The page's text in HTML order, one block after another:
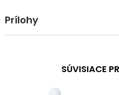
Prílohy
SÚVISIACE